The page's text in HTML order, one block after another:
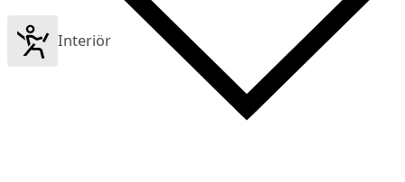
Interiör